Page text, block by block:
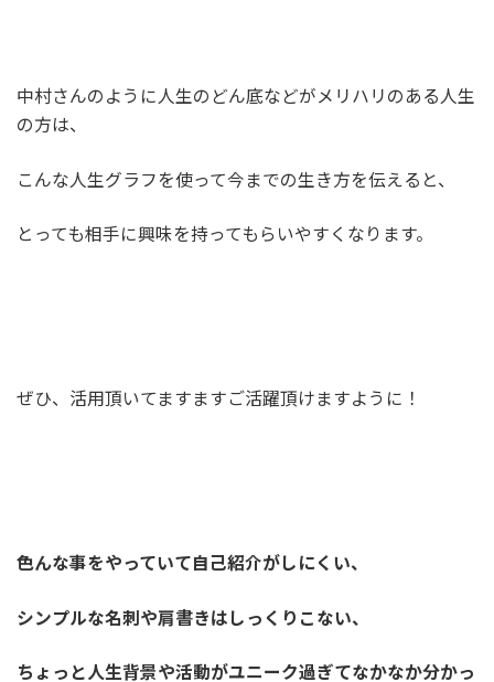
中村さんのように人生のどん底などがメリハリのある人生
の方は、
こんな人生グラフを使って今までの生き方を伝えると、
とっても相手に興味を持ってもらいやすくなります。
ぜひ、活用頂いてますますご活躍頂けますように！
色んな事をやっていて自己紹介がしにくい、
シンプルな名刺や肩書きはしっくりこない、
ちょっと人生背景や活動がユニーク過ぎてなかなか分かっ